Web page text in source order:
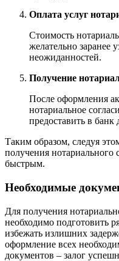
Оплата услуг
Стоимость
желательно заранее
неожиданностей.
Получение
После оформления
нотариальное
предоставить в
Таким образом, следуя
получения нотариального
быстрым.
Необходимые
Для получения
необходимо подготовить
избежать излишних
оформление всех
документов – залог